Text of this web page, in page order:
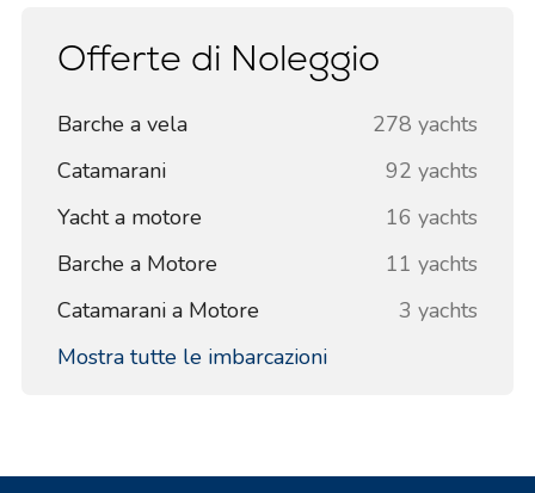
Offerte di Noleggio
Barche a vela
278 yachts
Catamarani
92 yachts
Yacht a motore
16 yachts
Barche a Motore
11 yachts
Catamarani a Motore
3 yachts
Mostra tutte le imbarcazioni